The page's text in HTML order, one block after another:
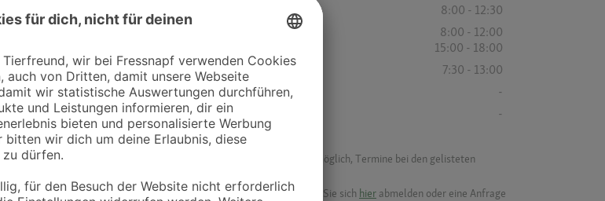
Mittwoch
8:00 - 12:30
8:00 - 12:00
15:00 - 18:00
Freitag
7:30 - 13:00
Samstag
-
Sonntag
-
Nähe übersichtlich anzuzeigen. Über Dr. Fressnapf ist es nicht möglich, Termine bei den gelisteten
dich hierfür direkt an die jeweilige Praxis oder Klinik.
als Praxis gelistet werden oder Ihre Daten ändern möchten, können Sie sich hier abmelden oder eine Anfrage